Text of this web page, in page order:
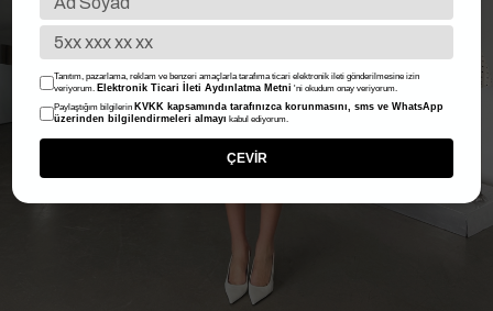
Tanıtım, pazarlama, reklam ve benzeri amaçlarla tarafıma ticari elektronik ileti gönderilmesine izin
veriyorum. Elektronik Ticari İleti Aydınlatma Metni 'ni okudum onay veriyorum.
Paylaştığım bilgilerin KVKK kapsamında tarafınızca korunmasını, sms ve WhatsApp
üzerinden bilgilendirmeleri almayı kabul ediyorum.
ÇEVİR